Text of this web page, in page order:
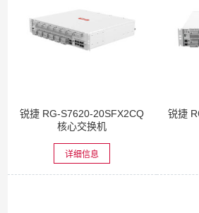
锐捷 RG-S7620-20SFX2CQ
核心交换机
详细信息
锐捷